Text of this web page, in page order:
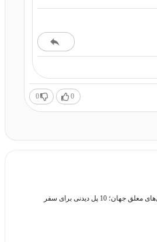
0
0
10 پل دیدنی برای سفر